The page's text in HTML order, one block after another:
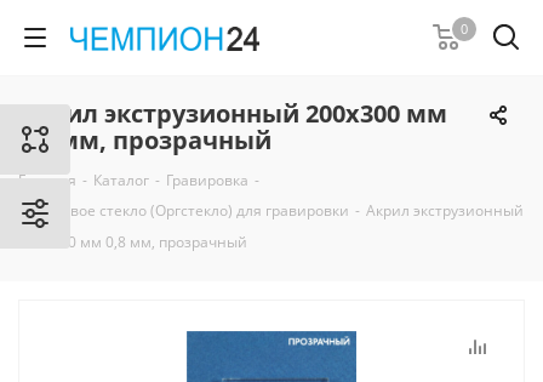
0
Акрил экструзионный 200х300 мм
0,8 мм, прозрачный
Главная - Каталог - Гравировка -
Акриловое стекло (Оргстекло) для гравировки - Акрил экструзионный
200х300 мм 0,8 мм, прозрачный